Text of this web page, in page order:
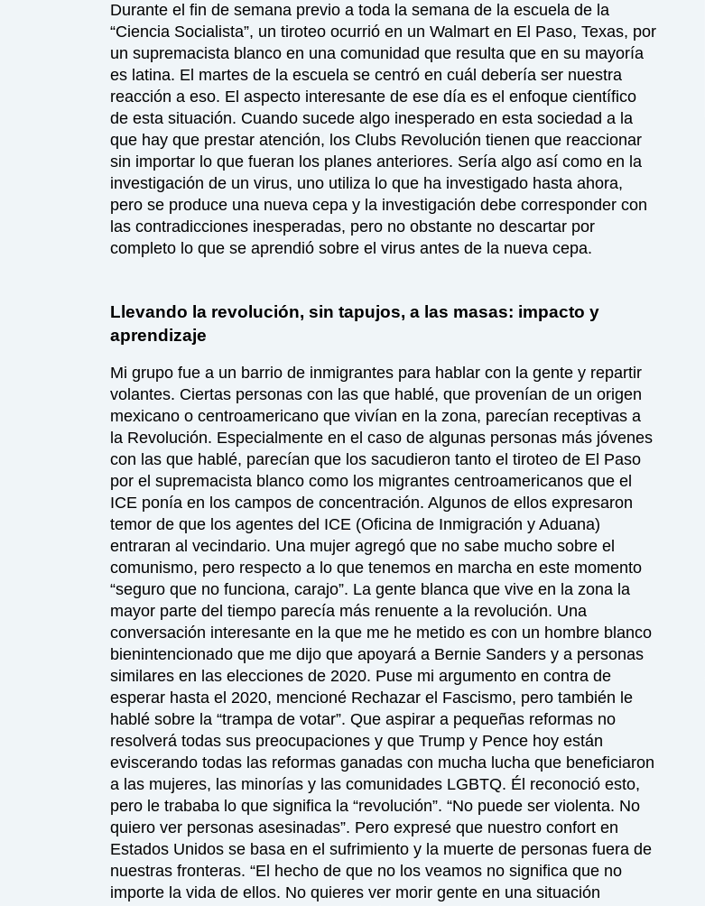
Durante el fin de semana previo a toda la semana de la escuela de la
“Ciencia Socialista”, un tiroteo ocurrió en un Walmart en El Paso, Texas, por
un supremacista blanco en una comunidad que resulta que en su mayoría
es latina. El martes de la escuela se centró en cuál debería ser nuestra
reacción a eso. El aspecto interesante de ese día es el enfoque científico
de esta situación. Cuando sucede algo inesperado en esta sociedad a la
que hay que prestar atención, los Clubs Revolución tienen que reaccionar
sin importar lo que fueran los planes anteriores. Sería algo así como en la
investigación de un virus, uno utiliza lo que ha investigado hasta ahora,
pero se produce una nueva cepa y la investigación debe corresponder con
las contradicciones inesperadas, pero no obstante no descartar por
completo lo que se aprendió sobre el virus antes de la nueva cepa.
Llevando la revolución, sin tapujos, a las masas: impacto y
aprendizaje
Mi grupo fue a un barrio de inmigrantes para hablar con la gente y repartir
volantes. Ciertas personas con las que hablé, que provenían de un origen
mexicano o centroamericano que vivían en la zona, parecían receptivas a
la Revolución. Especialmente en el caso de algunas personas más jóvenes
con las que hablé, parecían que los sacudieron tanto el tiroteo de El Paso
por el supremacista blanco como los migrantes centroamericanos que el
ICE ponía en los campos de concentración. Algunos de ellos expresaron
temor de que los agentes del ICE (Oficina de Inmigración y Aduana)
entraran al vecindario. Una mujer agregó que no sabe mucho sobre el
comunismo, pero respecto a lo que tenemos en marcha en este momento
“seguro que no funciona, carajo”. La gente blanca que vive en la zona la
mayor parte del tiempo parecía más renuente a la revolución. Una
conversación interesante en la que me he metido es con un hombre blanco
bienintencionado que me dijo que apoyará a Bernie Sanders y a personas
similares en las elecciones de 2020. Puse mi argumento en contra de
esperar hasta el 2020, mencioné Rechazar el Fascismo, pero también le
hablé sobre la “trampa de votar”. Que aspirar a pequeñas reformas no
resolverá todas sus preocupaciones y que Trump y Pence hoy están
eviscerando todas las reformas ganadas con mucha lucha que beneficiaron
a las mujeres, las minorías y las comunidades LGBTQ. Él reconoció esto,
pero le trababa lo que significa la “revolución”. “No puede ser violenta. No
quiero ver personas asesinadas”. Pero expresé que nuestro confort en
Estados Unidos se basa en el sufrimiento y la muerte de personas fuera de
nuestras fronteras. “El hecho de que no los veamos no significa que no
importe la vida de ellos. No quieres ver morir gente en una situación